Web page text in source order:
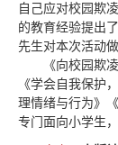
自己应对校园欺
的教育经验提出
先生对本次活动
《向校园欺
《学会自我保护
理情绪与行为》
专门面向小学生